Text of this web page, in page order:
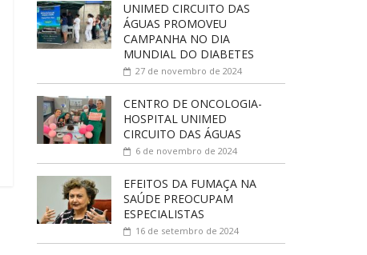
UNIMED CIRCUITO DAS
ÁGUAS PROMOVEU
CAMPANHA NO DIA
MUNDIAL DO DIABETES
27 de novembro de 2024
CENTRO DE ONCOLOGIA-
HOSPITAL UNIMED
CIRCUITO DAS ÁGUAS
6 de novembro de 2024
EFEITOS DA FUMAÇA NA
SAÚDE PREOCUPAM
ESPECIALISTAS
16 de setembro de 2024